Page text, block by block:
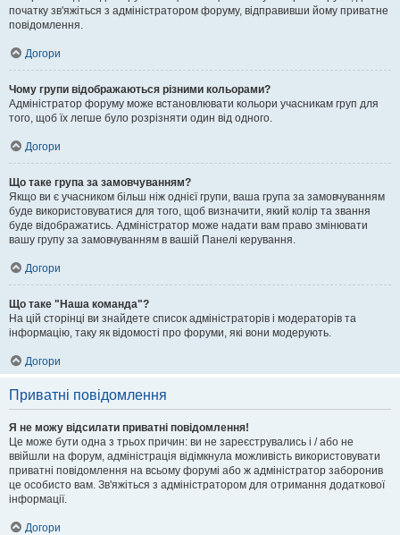
початку зв'яжіться з адміністратором форуму, відправивши йому приватне
повідомлення.
Догори
Чому групи відображаються різними кольорами?
Адміністратор форуму може встановлювати кольори учасникам груп для
того, щоб їх легше було розрізняти один від одного.
Догори
Що таке група за замовчуванням?
Якщо ви є учасником більш ніж однієї групи, ваша група за замовчуванням
буде використовуватися для того, щоб визначити, який колір та звання
буде відображатись. Адміністратор може надати вам право змінювати
вашу групу за замовчуванням в вашій Панелі керування.
Догори
Що таке "Наша команда"?
На цій сторінці ви знайдете список адміністраторів і модераторів та
інформацію, таку як відомості про форуми, які вони модерують.
Догори
Приватні повідомлення
Я не можу відсилати приватні повідомлення!
Це може бути одна з трьох причин: ви не зареєструвались і / або не
ввійшли на форум, адміністрація відімкнула можливість використовувати
приватні повідомлення на всьому форумі або ж адміністратор заборонив
це особисто вам. Зв'яжіться з адміністратором для отримання додаткової
інформації.
Догори